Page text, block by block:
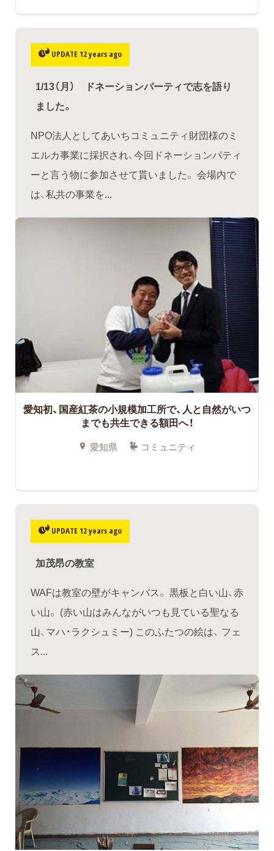
UPDATE 12 years ago
1/13（月） ドネーションパーティで志を語り
ました。
NPO法人としてあいちコミュニティ財団様のミ
エルカ事業に採択され、今回ドネーションパティ
ーと言う物に参加させて貰いました。 会場内で
は、私共の事業を...
愛知初、国産紅茶の小規模加工所で、人と自然がいつ
までも共生できる額田へ！
愛知県 コミュニティ
UPDATE 12 years ago
加茂昂の教室
WAFは教室の壁がキャンバス。 黒板と白い山、赤
い山。 (赤い山はみんながいつも見ている聖なる
山、マハ・ラクシュミー) このふたつの絵は、 フェ
ス...